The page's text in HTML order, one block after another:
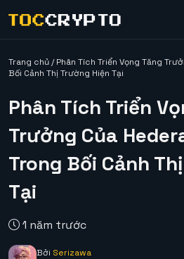
Trang chủ/Phân Tích Triển Vọng Tăng
Bối Cảnh Thị Trường Hiện Tại
Phân Tích Triển
Trưởng Của
Trong Bối Cảnh
Tại
1 năm trước
Bởi Serizawa